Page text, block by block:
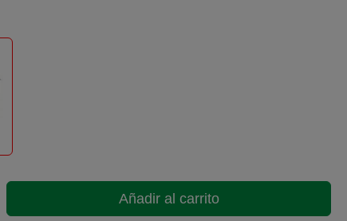
Añadir al carrito